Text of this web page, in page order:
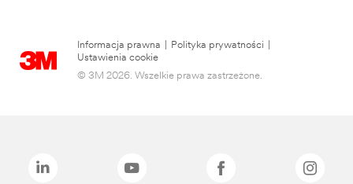
Informacja prawna Polityka prywatności
Ustawienia cookie
© 3M 2026. Wszelkie prawa zastrzeżone.